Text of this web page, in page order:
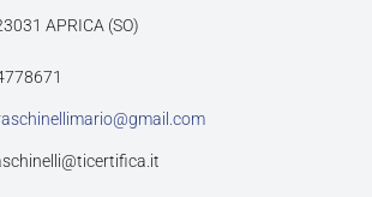
APRICA (SO)